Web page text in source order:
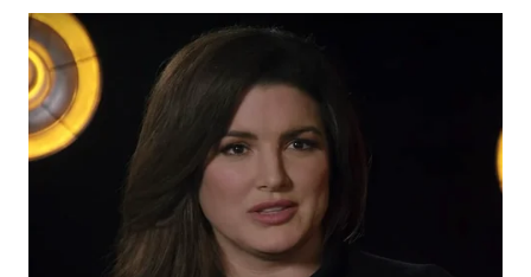
LABUANBAJO
WN
BORNEO
Wahana